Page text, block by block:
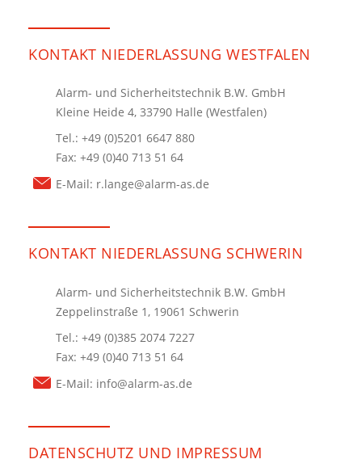
KONTAKT NIEDERLASSUNG WESTFALEN
Alarm- und Sicherheitstechnik B.W. GmbH
Kleine Heide 4, 33790 Halle (Westfalen)
Tel.: +49 (0)5201 6647 880
Fax: +49 (0)40 713 51 64
E-Mail: r.lange@alarm-as.de
KONTAKT NIEDERLASSUNG SCHWERIN
Alarm- und Sicherheitstechnik B.W. GmbH
Zeppelinstraße 1, 19061 Schwerin
Tel.: +49 (0)385 2074 7227
Fax: +49 (0)40 713 51 64
E-Mail: info@alarm-as.de
DATENSCHUTZ UND IMPRESSUM